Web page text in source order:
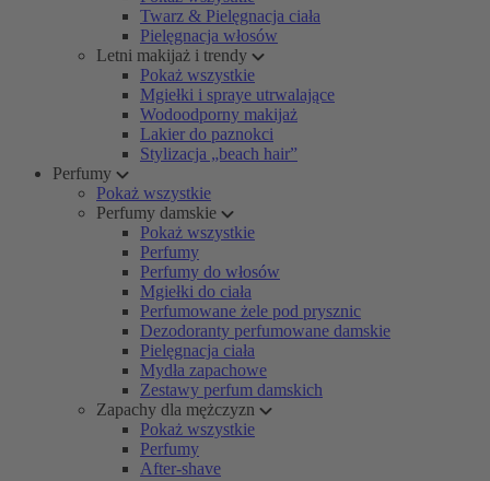
Twarz & Pielęgnacja ciała
Pielęgnacja włosów
Letni makijaż i trendy
Pokaż wszystkie
Mgiełki i spraye utrwalające
Wodoodporny makijaż
Lakier do paznokci
Stylizacja „beach hair”
Perfumy
Pokaż wszystkie
Perfumy damskie
Pokaż wszystkie
Perfumy
Perfumy do włosów
Mgiełki do ciała
Perfumowane żele pod prysznic
Dezodoranty perfumowane damskie
Pielęgnacja ciała
Mydła zapachowe
Zestawy perfum damskich
Zapachy dla mężczyzn
Pokaż wszystkie
Perfumy
After-shave